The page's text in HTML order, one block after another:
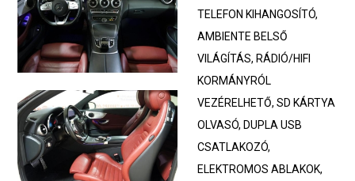
TELEFON KIHANGOSÍTÓ,
AMBIENTE BELSŐ
VILÁGÍTÁS, RÁDIÓ/HIFI
KORMÁNYRÓL
VEZÉRELHETŐ, SD KÁRTYA
OLVASÓ, DUPLA USB
CSATLAKOZÓ,
ELEKTROMOS ABLAKOK,